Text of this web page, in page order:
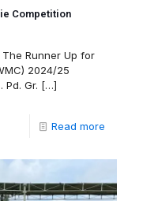
Competition
Runner Up for
2024/25
Gr. […]
Read more